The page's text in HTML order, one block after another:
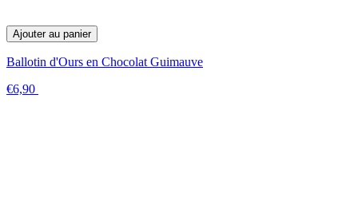
Ajouter au panier
Ballotin d'Ours en Chocolat Guimauve
€6,90